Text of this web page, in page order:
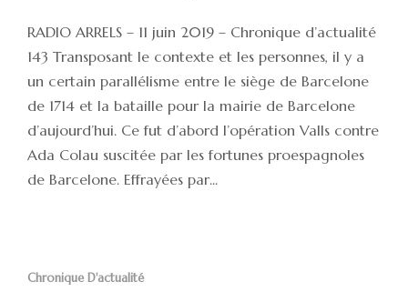
RADIO ARRELS – 11 juin 2019 – Chronique d’actualité
143 Transposant le contexte et les personnes, il y a
un certain parallélisme entre le siège de Barcelone
de 1714 et la bataille pour la mairie de Barcelone
d’aujourd’hui. Ce fut d’abord l’opération Valls contre
Ada Colau suscitée par les fortunes proespagnoles
de Barcelone. Effrayées par...
Chronique D'actualité